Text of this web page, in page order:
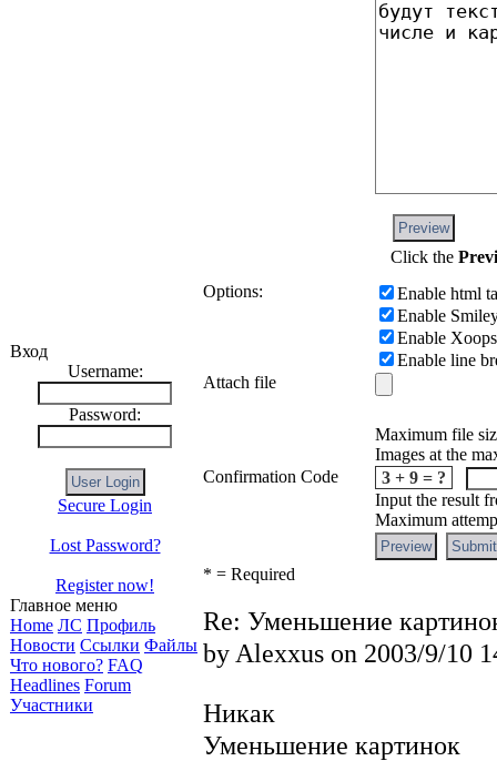
Вход
Username:
Password:
Secure Login
Lost Password?
Register now!
Главное меню
Home ЛС Профиль
Новости Ссылки Файлы
Что нового? FAQ
Headlines Forum
Участники
Preview
Click the
Options:
Enable html
Enable
Enable
Enable line
Attach file
Maximum file
Images at the
Confirmation Code
3 + 9 = ?
Input the result
Maximum
* = Required
Re: Уменьшение
by Alexxus on 2003/9/10
Никак
Уменьшение картинок